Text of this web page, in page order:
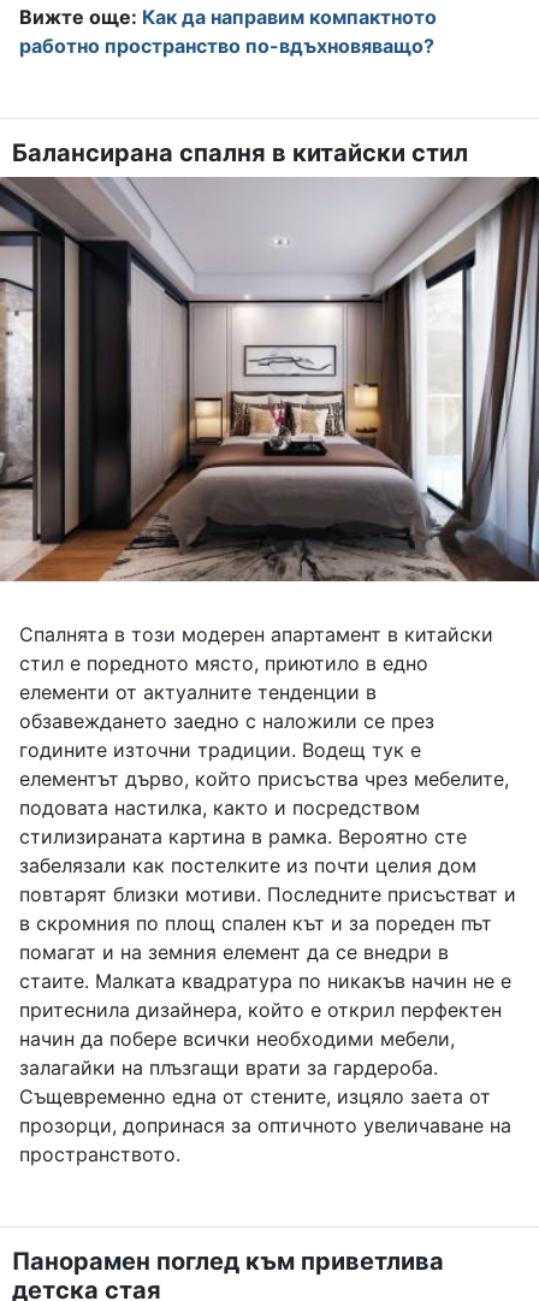
Вижте още: Как да направим компактното
работно пространство по-вдъхновяващо?
Балансирана спалня в китайски стил
Спалнята в този модерен апартамент в китайски
стил е поредното място, приютило в едно
елементи от актуалните тенденции в
обзавеждането заедно с наложили се през
годините източни традиции. Водещ тук е
елементът дърво, който присъства чрез мебелите,
подовата настилка, както и посредством
стилизираната картина в рамка. Вероятно сте
забелязали как постелките из почти целия дом
повтарят близки мотиви. Последните присъстват и
в скромния по площ спален кът и за пореден път
помагат и на земния елемент да се внедри в
стаите. Малката квадратура по никакъв начин не е
притеснила дизайнера, който е открил перфектен
начин да побере всички необходими мебели,
залагайки на плъзгащи врати за гардероба.
Същевременно една от стените, изцяло заета от
прозорци, допринася за оптичното увеличаване на
пространството.
Панорамен поглед към приветлива
детска стая